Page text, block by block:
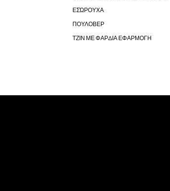
ΕΣΏΡΟΥΧΑ
ΠΟΥΛΟΒΕΡ
ΤΖΙΝ ΜΕ ΦΑΡΔΙΑ ΕΦΑΡΜΟΓΗ